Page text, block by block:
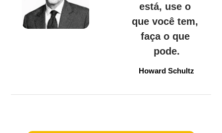
está, use o
que você tem,
faça o que
pode.
Howard Schultz